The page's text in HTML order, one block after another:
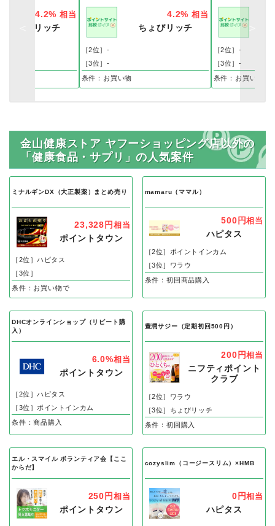
4.2% 相当
ちょびリッチ
4.2% 相当
ちょびリッチ
［2位］-
［3位］-
条件：お買い物
［2位］-
［3位］-
条件：お買い物
金山健康ストア ヤフーショッピング店以外の
「健康食品・サプリ」の人気案件
ミナルギンDX（大正製薬）まとめ売り
23,328円 相当
ポイントタウン
［2位］ハピタス
［3位］
条件：お買い物で
mamaru（ママル）
500円相当
ハピタス
［2位］ポイントインカム
［3位］ワラウ
条件：初回商品購入
DHCオンラインショップ（リピート購
入）
6.0%相当
ポイントタウン
［2位］ハピタス
［3位］ポイントインカム
条件：商品購入
豊潤サジー（定期初回500円）
200円相当
ニフティポイント
クラブ
［2位］ワラウ
［3位］ちょびリッチ
条件：初回購入
エル・スマイル ボランティア会【ここ
からだ】
250円 相当
ポイントタウン
cozyslim（コージースリム）×HMB
0円相当
ハピタス